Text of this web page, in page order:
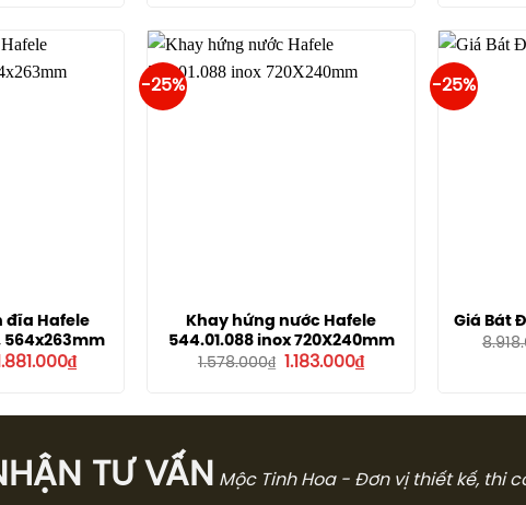
3.491.000₫.
đĩa Hafele
564x263mm
₫Giá
hiện
-25%
Khay hứng nước Hafele
544.01.088 inox 720X240mm
1.578.000₫ Giá
1.183.000₫Giá
hiện
-25%
Giá Bát
TƯ VẤN Mộc Tinh Hoa - Đơn vị thiết kế, thi